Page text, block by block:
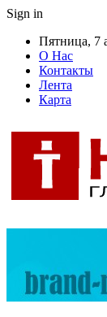
Sign in
Пятница, 7
О Нас
Контакты
Лента
Карта